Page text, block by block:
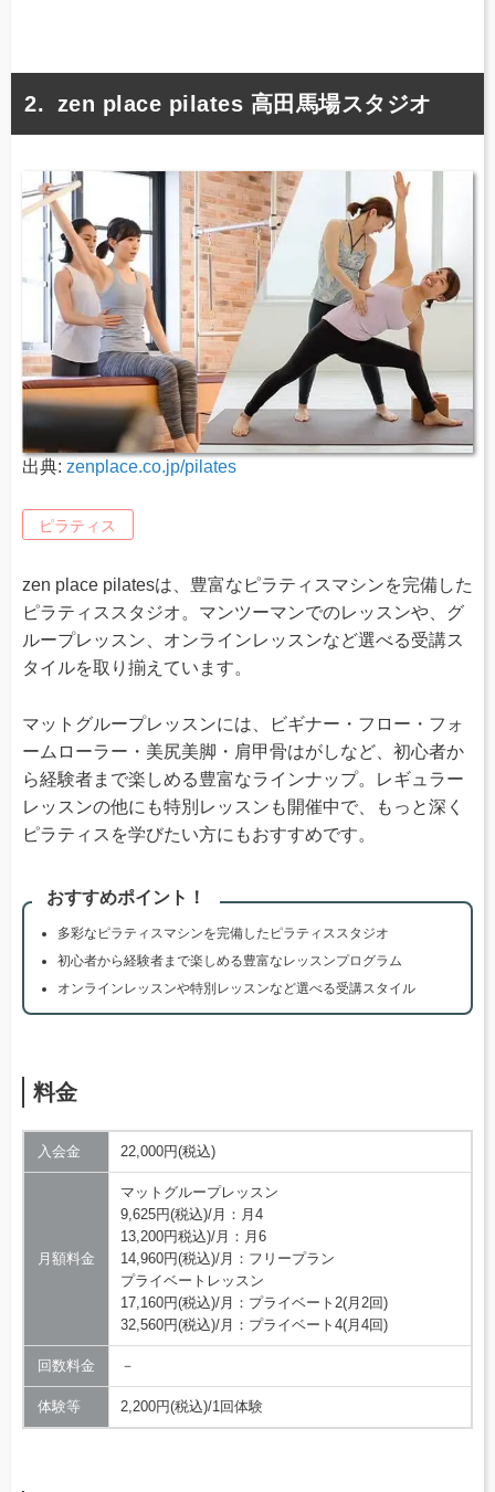
zen place pilates 高田馬場スタジオ
出典: zenplace.co.jp/pilates
ピラティス
zen place pilatesは、豊富なピラティスマシンを完備した
ピラティススタジオ。マンツーマンでのレッスンや、グ
ループレッスン、オンラインレッスンなど選べる受講ス
タイルを取り揃えています。
マットグループレッスンには、ビギナー・フロー・フォ
ームローラー・美尻美脚・肩甲骨はがしなど、初心者か
ら経験者まで楽しめる豊富なラインナップ。レギュラー
レッスンの他にも特別レッスンも開催中で、もっと深く
ピラティスを学びたい方にもおすすめです。
おすすめポイント！
多彩なピラティスマシンを完備したピラティススタジオ
初心者から経験者まで楽しめる豊富なレッスンプログラム
オンラインレッスンや特別レッスンなど選べる受講スタイル
料金
入会金 22,000円(税込)
月額料金
マットグループレッスン
9,625円(税込)/月：月4
13,200円税込)/月：月6
14,960円(税込)/月：フリープラン
プライベートレッスン
17,160円(税込)/月：プライベート2(月2回)
32,560円(税込)/月：プライベート4(月4回)
回数料金 －
体験等 2,200円(税込)/1回体験